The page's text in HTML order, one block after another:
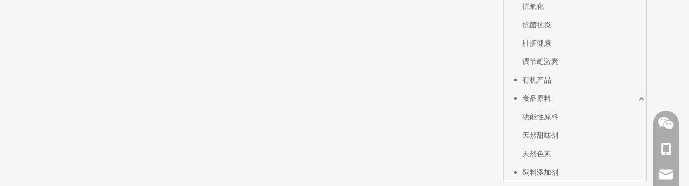
抗氧化
抗菌抗炎
肝脏健康
调节雌激素
有机产品
食品原料
功能性原料
天然甜味剂
天然色素
饲料添加剂 邮箱